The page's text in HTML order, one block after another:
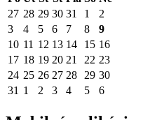
27 28 29 30 31 1
2
3
4 5 6 7 8
9
10 11 12 13 14 15 16
17 18 19 20 21 22 23
24 25 26 27 28 29 30
31 1 2 3 4 5 6